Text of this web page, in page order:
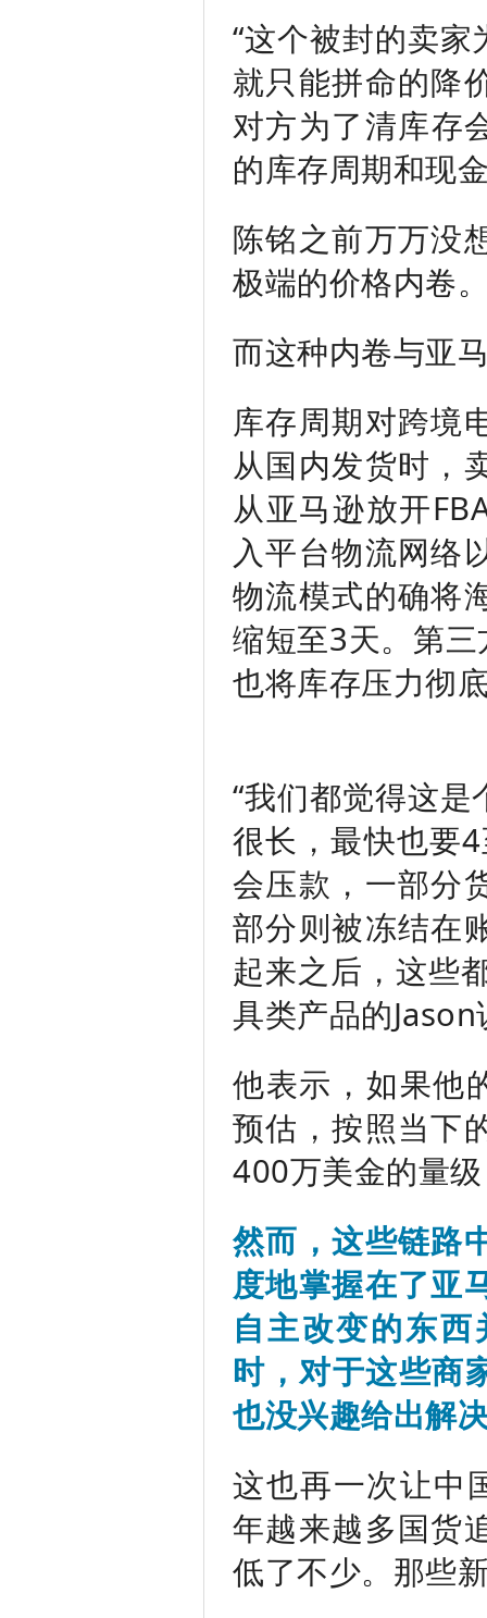
“这个被封的卖
就只能拼命的降
对方为了清库存
的库存周期和现
陈铭之前万万没
极端的价格内卷
而这种内卷与亚
库存周期对跨境
从国内发货时，
从亚马逊放开
入平台物流网络
物流模式的确将
缩短至3天。第
也将库存压力彻
“我们都觉得这
很长，最快也要
会压款，一部分
部分则被冻结在
起来之后，这些
具类产品的Jason
他表示，如果他
预估，按照当下
400万美金的量
然而，这些链路
度地掌握在了亚
自主改变的东
时，对于这些商
也没兴趣给出解
这也再一次让中
年越来越多国货
低了不少。那些